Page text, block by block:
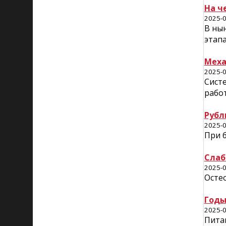
На
2025-
В
2025-
2025-
При
2025-
2025-